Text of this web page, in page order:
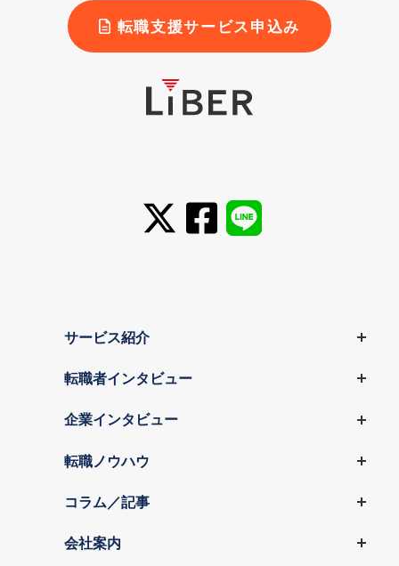
転職支援サービス申込み
サービス紹介
転職者インタビュー
企業インタビュー
転職ノウハウ
コラム／記事
会社案内